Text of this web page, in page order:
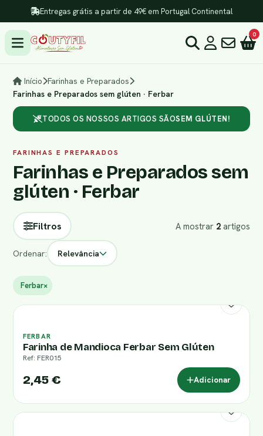
Entregas grátis a partir de 49€ em Portugal Continental
0
Início Farinhas e Preparados
Farinhas e Preparados sem glúten · Ferbar
TODOS OS NOSSOS ARTIGOS SÃOSEM GLÚTEN!
FARINHAS E PREPARADOS
Farinhas e Preparados sem
glúten · Ferbar
Filtros A mostrar 2 artigos
Ordenar: Relevância
Ferbar×
FERBAR
Farinha de Mandioca Ferbar Sem Glúten
Ref: FER015
2,45 € Adicionar